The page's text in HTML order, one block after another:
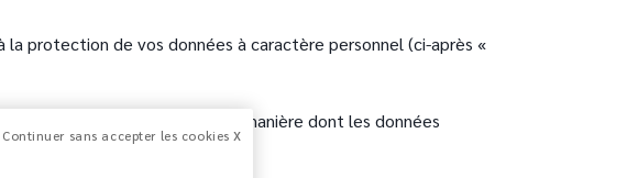
la protection de vos données à caractère personnel (ci-après «
et détaillées concernant la manière dont les données
Continuer sans accepter les cookies X